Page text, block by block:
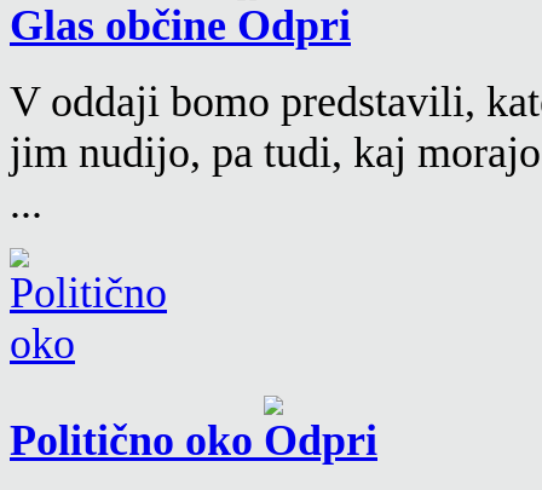
Glas občine
V oddaji bomo predstavili,
jim nudijo, pa tudi, kaj
...
Politično oko